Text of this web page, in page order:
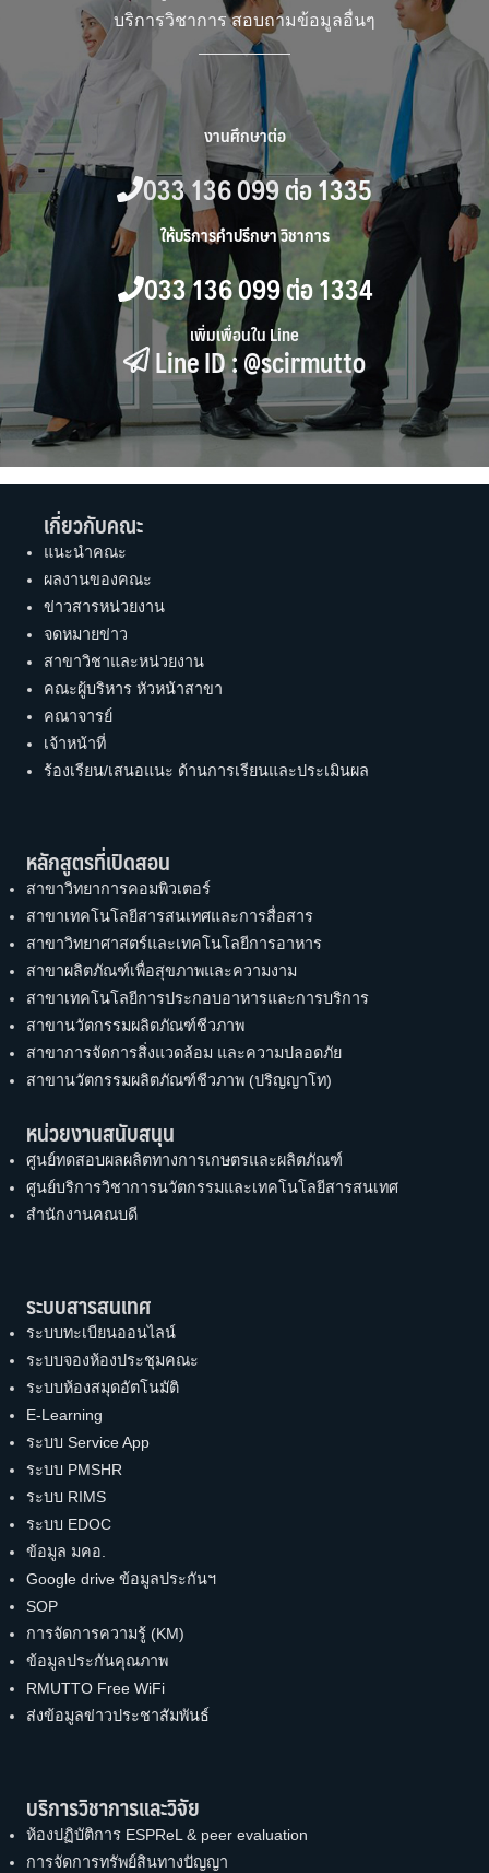
บริการวิชาการ สอบถามข้อมูลอื่นๆ
งานศึกษาต่อ
033 136 099ต่อ 1335
ให้บริการคำปรึกษา วิชาการ
033 136 099ต่อ 1334
เพิ่มเพื่อนใน Line
Line ID :@scirmutto
เกี่ยวกับคณะ
แนะนำคณะ
ผลงานของคณะ
ข่าวสารหน่วยงาน
จดหมายข่าว
สาขาวิชาและหน่วยงาน
คณะผู้บริหาร หัวหน้าสาขา
คณาจารย์
เจ้าหน้าที่
ร้องเรียน/เสนอแนะ ด้านการเรียนและประเมินผล
หลักสูตรที่เปิดสอน
สาขาวิทยาการคอมพิวเตอร์
สาขาเทคโนโลยีสารสนเทศและการสื่อสาร
สาขาวิทยาศาสตร์และเทคโนโลยีการอาหาร
สาขาผลิตภัณฑ์เพื่อสุขภาพและความงาม
สาขาเทคโนโลยีการประกอบอาหารและการบริการ
สาขานวัตกรรมผลิตภัณฑ์ชีวภาพ
สาขาการจัดการสิ่งแวดล้อม และความปลอดภัย
สาขานวัตกรรมผลิตภัณฑ์ชีวภาพ (ปริญญาโท)
หน่วยงานสนับสนุน
ศูนย์ทดสอบผลผลิตทางการเกษตรและผลิตภัณฑ์
ศูนย์บริการวิชาการนวัตกรรมและเทคโนโลยีสารสนเทศ
สำนักงานคณบดี
ระบบสารสนเทศ
ระบบทะเบียนออนไลน์
ระบบจองห้องประชุมคณะ
ระบบห้องสมุดอัตโนมัติ
E-Learning
ระบบ Service App
ระบบ PMSHR
ระบบ RIMS
ระบบ EDOC
ข้อมูล มคอ.
Google drive ข้อมูลประกันฯ
SOP
การจัดการความรู้ (KM)
ข้อมูลประกันคุณภาพ
RMUTTO Free WiFi
ส่งข้อมูลข่าวประชาสัมพันธ์
บริการวิชาการและวิจัย
ห้องปฏิบัติการ ESPReL & peer evaluation
การจัดการทรัพย์สินทางปัญญา